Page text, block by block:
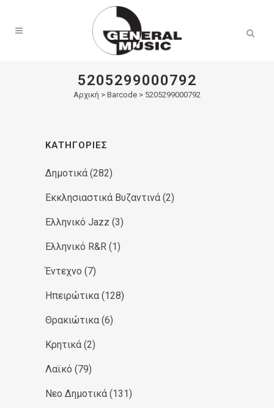
5205299000792
Αρχική > Barcode > 5205299000792
ΚΑΤΗΓΟΡΊΕΣ
Δημοτικά (282)
Εκκλησιαστικά Βυζαντινά (2)
Ελληνικό Jazz (3)
Ελληνικό R&R (1)
Έντεχνο (7)
Ηπειρώτικα (128)
Θρακιώτικα (6)
Κρητικά (2)
Λαϊκό (79)
Νεο Δημοτικά (131)